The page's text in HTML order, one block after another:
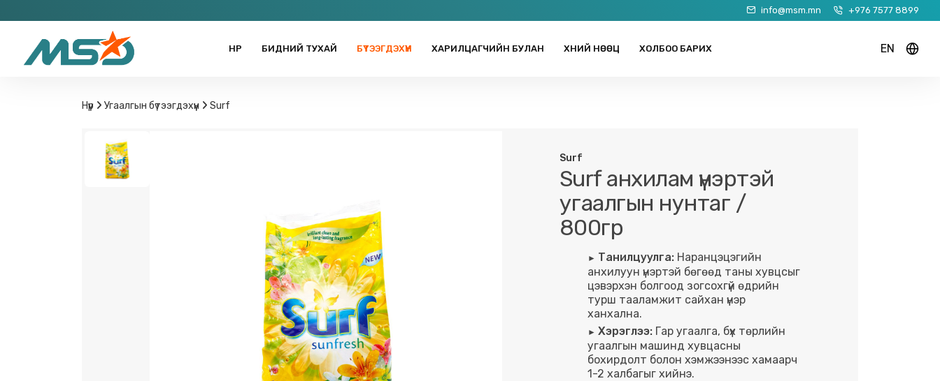
info@msm.mn +976 7577 8899
НҮҮР БИДНИЙ ТУХАЙ БҮТЭЭГДЭХҮҮН ХАРИЛЦАГЧИЙН БУЛАН ХҮНИЙ НӨӨЦ ХОЛБОО БАРИХ EN
Нүүр Угаалгын бүтээгдэхүүн Surf
Surf
Surf анхилам үнэртэй
угаалгын нунтаг /
800гр
Танилцуулга:Наранцэцэгийн
анхилуун үнэртэй бөгөөд таны хувцсыг
цэвэрхэн болгоод зогсохгүй өдрийн
турш тааламжит сайхан үнэр
ханхална.
Хэрэглээ:Гар угаалга, бүх төрлийн
угаалгын машинд хувцасны
бохирдолт болон хэмжээнээс хамаарч
1-2 халбагыг хийнэ.